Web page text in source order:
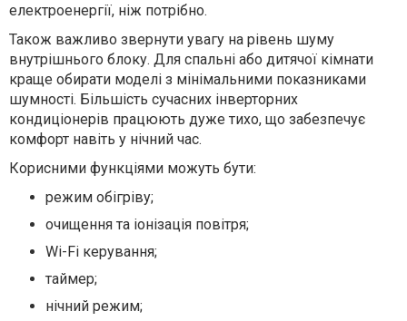
електроенергії, ніж потрібно.
Також важливо звернути увагу на рівень шуму
внутрішнього блоку. Для спальні або дитячої кімнати
краще обирати моделі з мінімальними показниками
шумності. Більшість сучасних інверторних
кондиціонерів працюють дуже тихо, що забезпечує
комфорт навіть у нічний час.
Корисними функціями можуть бути:
режим обігріву;
очищення та іонізація повітря;
Wi-Fi керування;
таймер;
нічний режим;